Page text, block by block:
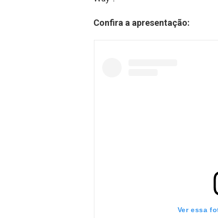
Confira a apresentação:
Ver essa